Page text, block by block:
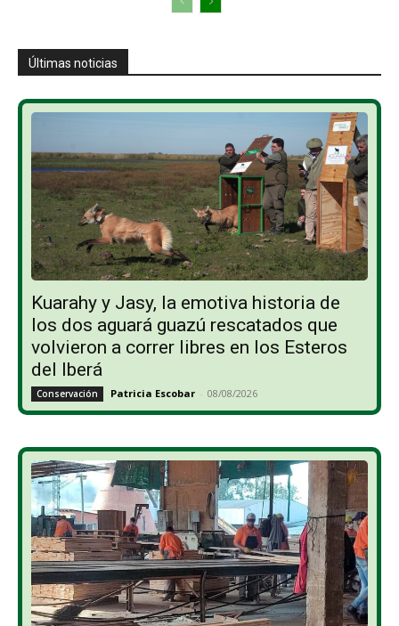
Últimas noticias
Kuarahy y Jasy, la emotiva historia de
los dos aguará guazú rescatados que
volvieron a correr libres en los Esteros
del Iberá
Conservación Patricia Escobar - 08/08/2026